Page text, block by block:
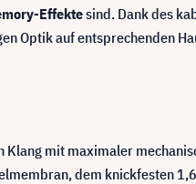
Effektesind. Dank des
Optik auf entsprechenden
Klang mit maximaler
dem knickfesten